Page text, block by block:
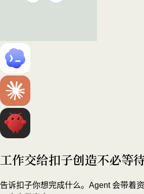
工作交给扣子创造不必等
告诉扣子你想完成什么。Agent 会带着